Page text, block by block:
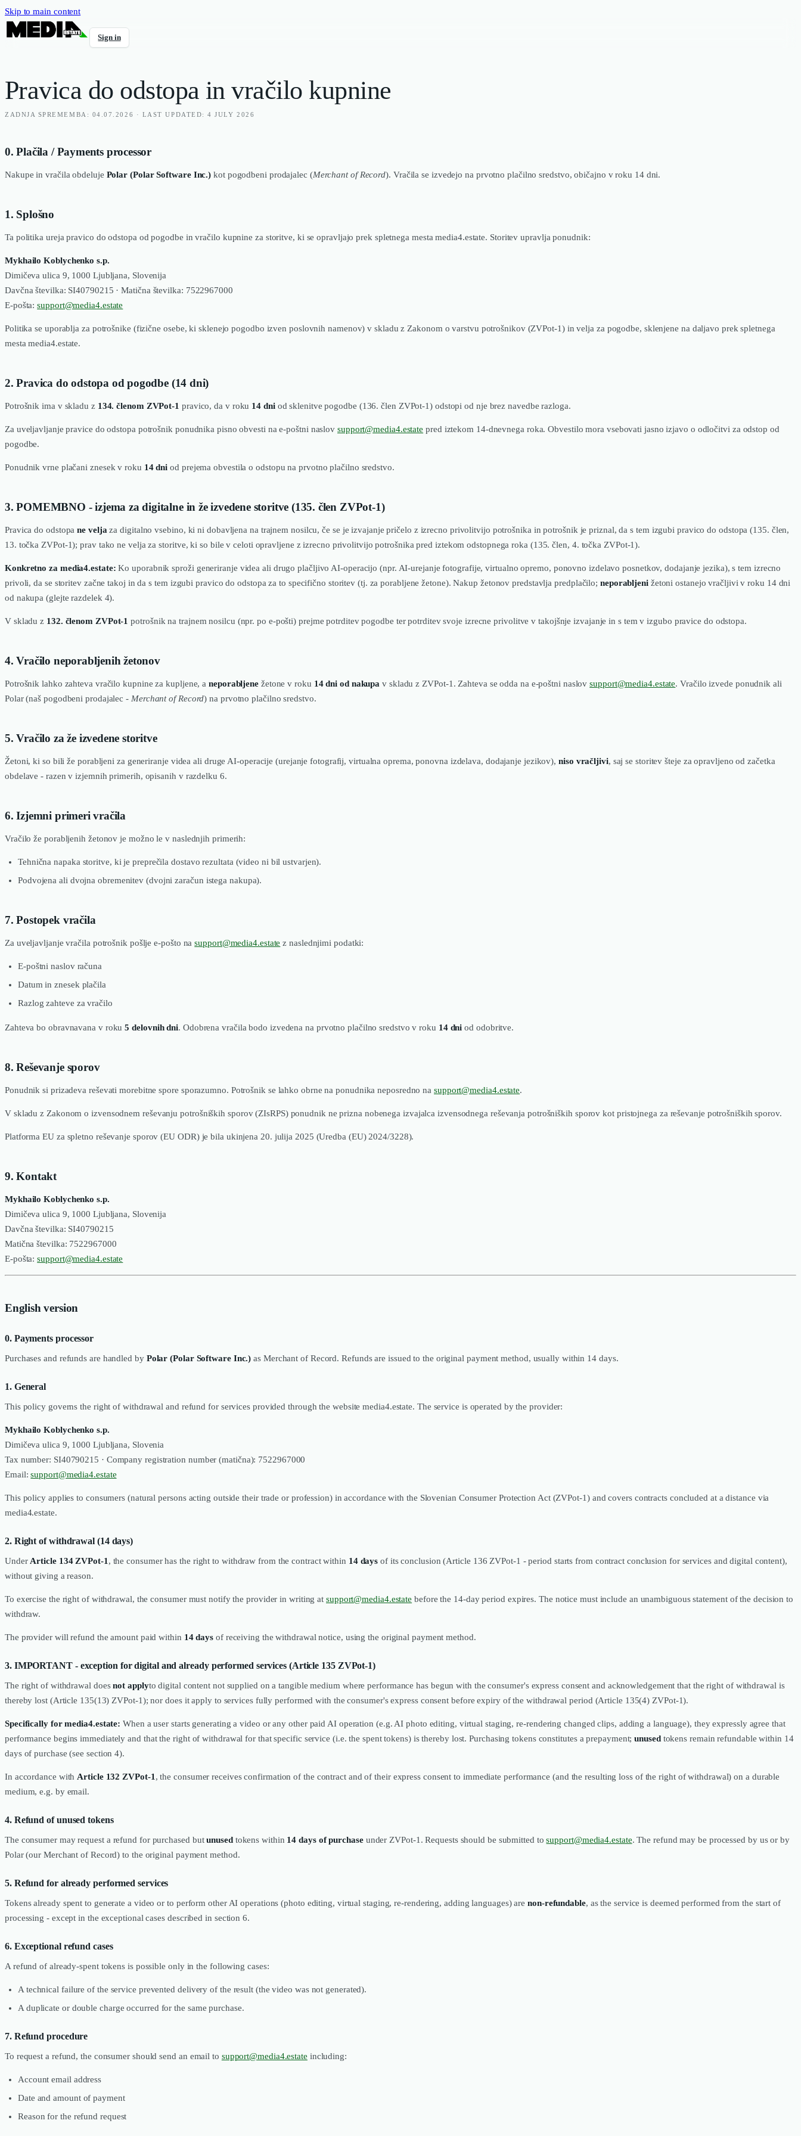
Skip to main content
Sign in
Pravica do odstopa in vračilo kupnine
ZADNJA SPREMEMBA: 04.07.2026 · LAST UPDATED: 4 JULY 2026
0. Plačila / Payments processor
Nakupe in vračila obdeluje Polar (Polar Software Inc.) kot pogodbeni prodajalec (Merchant of Record). Vračila se izvedejo na prvotno plačilno sredstvo, običajno v roku 14 dni.
1. Splošno
Ta politika ureja pravico do odstopa od pogodbe in vračilo kupnine za storitve, ki se opravljajo prek spletnega mesta media4.estate. Storitev upravlja ponudnik:
Mykhailo Koblychenko s.p.
Dimičeva ulica 9, 1000 Ljubljana, Slovenija
Davčna številka: SI40790215 · Matična številka: 7522967000
E-pošta: support@media4.estate
Politika se uporablja za potrošnike (fizične osebe, ki sklenejo pogodbo izven poslovnih namenov) v skladu z Zakonom o varstvu potrošnikov (ZVPot-1) in velja za pogodbe, sklenjene na daljavo prek spletnega
mesta media4.estate.
2. Pravica do odstopa od pogodbe (14 dni)
Potrošnik ima v skladu z 134. členom ZVPot-1 pravico, da v roku 14 dniod sklenitve pogodbe (136. člen ZVPot-1) odstopi od nje brez navedbe razloga.
Za uveljavljanje pravice do odstopa potrošnik ponudnika pisno obvesti na e-poštni naslov support@media4.estate pred iztekom 14-dnevnega roka. Obvestilo mora vsebovati jasno izjavo o odločitvi za odstop od
pogodbe.
Ponudnik vrne plačani znesek v roku 14 dni od prejema obvestila o odstopu na prvotno plačilno sredstvo.
3. POMEMBNO - izjema za digitalne in že izvedene storitve (135. člen ZVPot-1)
Pravica do odstopane velja za digitalno vsebino, ki ni dobavljena na trajnem nosilcu, če se je izvajanje pričelo z izrecno privolitvijo potrošnika in potrošnik je priznal, da s tem izgubi pravico do odstopa (135. člen,
13. točka ZVPot-1); prav tako ne velja za storitve, ki so bile v celoti opravljene z izrecno privolitvijo potrošnika pred iztekom odstopnega roka (135. člen, 4. točka ZVPot-1).
Konkretno za media4.estate: Ko uporabnik sproži generiranje videa ali drugo plačljivo AI-operacijo (npr. AI-urejanje fotografije, virtualno opremo, ponovno izdelavo posnetkov, dodajanje jezika), s tem izrecno
privoli, da se storitev začne takoj in da s tem izgubi pravico do odstopa za to specifično storitev (tj. za porabljene žetone). Nakup žetonov predstavlja predplačilo; neporabljenižetoni ostanejo vračljivi v roku 14 dni
od nakupa (glejte razdelek 4).
V skladu z 132. členom ZVPot-1 potrošnik na trajnem nosilcu (npr. po e-pošti) prejme potrditev pogodbe ter potrditev svoje izrecne privolitve v takojšnje izvajanje in s tem v izgubo pravice do odstopa.
4. Vračilo neporabljenih žetonov
Potrošnik lahko zahteva vračilo kupnine za kupljene, a neporabljenežetone v roku 14 dni od nakupa v skladu z ZVPot-1. Zahteva se odda na e-poštni naslov support@media4.estate. Vračilo izvede ponudnik ali
Polar (naš pogodbeni prodajalec - Merchant of Record) na prvotno plačilno sredstvo.
5. Vračilo za že izvedene storitve
Žetoni, ki so bili že porabljeni za generiranje videa ali druge AI-operacije (urejanje fotografij, virtualna oprema, ponovna izdelava, dodajanje jezikov), niso vračljivi, saj se storitev šteje za opravljeno od začetka
obdelave - razen v izjemnih primerih, opisanih v razdelku 6.
6. Izjemni primeri vračila
Vračilo že porabljenih žetonov je možno le v naslednjih primerih:
Tehnična napaka storitve, ki je preprečila dostavo rezultata (video ni bil ustvarjen).
Podvojena ali dvojna obremenitev (dvojni zaračun istega nakupa).
7. Postopek vračila
Za uveljavljanje vračila potrošnik pošlje e-pošto na support@media4.estate z naslednjimi podatki:
E-poštni naslov računa
Datum in znesek plačila
Razlog zahteve za vračilo
Zahteva bo obravnavana v roku5 delovnih dni. Odobrena vračila bodo izvedena na prvotno plačilno sredstvo v roku 14 dni od odobritve.
8. Reševanje sporov
Ponudnik si prizadeva reševati morebitne spore sporazumno. Potrošnik se lahko obrne na ponudnika neposredno na support@media4.estate.
V skladu z Zakonom o izvensodnem reševanju potrošniških sporov (ZIsRPS) ponudnik ne prizna nobenega izvajalca izvensodnega reševanja potrošniških sporov kot pristojnega za reševanje potrošniških sporov.
Platforma EU za spletno reševanje sporov (EU ODR) je bila ukinjena 20. julija 2025 (Uredba (EU) 2024/3228).
9. Kontakt
Mykhailo Koblychenko s.p.
Dimičeva ulica 9, 1000 Ljubljana, Slovenija
Davčna številka: SI40790215
Matična številka: 7522967000
E-pošta: support@media4.estate
English version
0. Payments processor
Purchases and refunds are handled by Polar (Polar Software Inc.) as Merchant of Record. Refunds are issued to the original payment method, usually within 14 days.
1. General
This policy governs the right of withdrawal and refund for services provided through the website media4.estate. The service is operated by the provider:
Mykhailo Koblychenko s.p.
Dimičeva ulica 9, 1000 Ljubljana, Slovenia
Tax number: SI40790215 · Company registration number (matična): 7522967000
Email: support@media4.estate
This policy applies to consumers (natural persons acting outside their trade or profession) in accordance with the Slovenian Consumer Protection Act (ZVPot-1) and covers contracts concluded at a distance via
media4.estate.
2. Right of withdrawal (14 days)
Under Article 134 ZVPot-1 , the consumer has the right to withdraw from the contract within 14 days of its conclusion (Article 136 ZVPot-1 - period starts from contract conclusion for services and digital content),
without giving a reason.
To exercise the right of withdrawal, the consumer must notify the provider in writing at support@media4.estate before the 14-day period expires. The notice must include an unambiguous statement of the decision to
withdraw.
The provider will refund the amount paid within 14 days of receiving the withdrawal notice, using the original payment method.
3. IMPORTANT - exception for digital and already performed services (Article 135 ZVPot-1)
The right of withdrawal doesnot applyto digital content not supplied on a tangible medium where performance has begun with the consumer's express consent and acknowledgement that the right of withdrawal is
thereby lost (Article 135(13) ZVPot-1); nor does it apply to services fully performed with the consumer's express consent before expiry of the withdrawal period (Article 135(4) ZVPot-1).
Specifically for media4.estate: When a user starts generating a video or any other paid AI operation (e.g. AI photo editing, virtual staging, re-rendering changed clips, adding a language), they expressly agree that
performance begins immediately and that the right of withdrawal for that specific service (i.e. the spent tokens) is thereby lost. Purchasing tokens constitutes a prepayment;unusedtokens remain refundable within 14
days of purchase (see section 4).
In accordance with Article 132 ZVPot-1 , the consumer receives confirmation of the contract and of their express consent to immediate performance (and the resulting loss of the right of withdrawal) on a durable
medium, e.g. by email.
4. Refund of unused tokens
The consumer may request a refund for purchased but unusedtokens within 14 days of purchaseunder ZVPot-1. Requests should be submitted to support@media4.estate. The refund may be processed by us or by
Polar (our Merchant of Record) to the original payment method.
5. Refund for already performed services
Tokens already spent to generate a video or to perform other AI operations (photo editing, virtual staging, re-rendering, adding languages) are non-refundable, as the service is deemed performed from the start of
processing - except in the exceptional cases described in section 6.
6. Exceptional refund cases
A refund of already-spent tokens is possible only in the following cases:
A technical failure of the service prevented delivery of the result (the video was not generated).
A duplicate or double charge occurred for the same purchase.
7. Refund procedure
To request a refund, the consumer should send an email to support@media4.estate including:
Account email address
Date and amount of payment
Reason for the refund request